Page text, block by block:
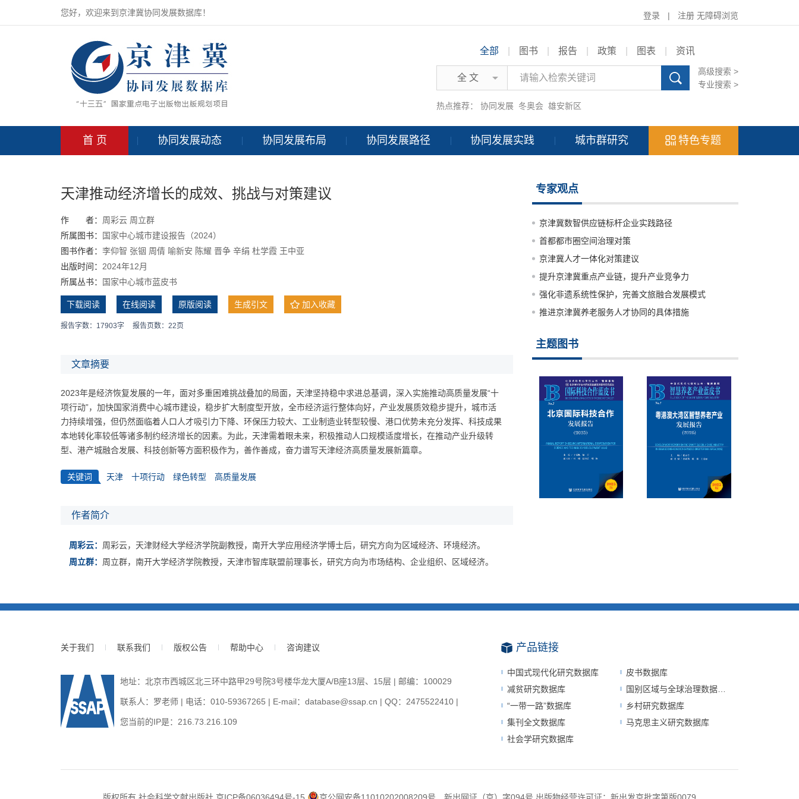
您好，欢迎来到京津冀协同发展数据库！ 登录 | 注册 无障碍浏览
全部 图书 报告 政策 图表 资讯
全 文
高级搜索 >
专业搜索 >
热点推荐： 协同发展 冬奥会 雄安新区
首 页 协同发展动态 协同发展布局 协同发展路径 协同发展实践 城市群研究 特色专题
天津推动经济增长的成效、挑战与对策建议
作 者： 周彩云 周立群
所属图书： 国家中心城市建设报告（2024）
图书作者： 李仰智 张铟 周倩 喻新安 陈耀 晋争 辛绢 杜学霞 王中亚
出版时间： 2024年12月
所属丛书： 国家中心城市蓝皮书
下载阅读 在线阅读 原版阅读 生成引文 加入收藏
报告字数：17903字 报告页数：22页
文章摘要
2023年是经济恢复发展的一年，面对多重困难挑战叠加的局面，天津坚持稳中求进总基调，深入实施推动高质量发展“十
项行动”，加快国家消费中心城市建设，稳步扩大制度型开放，全市经济运行整体向好，产业发展质效稳步提升，城市活
力持续增强，但仍然面临着人口人才吸引力下降、环保压力较大、工业制造业转型较慢、港口优势未充分发挥、科技成果
本地转化率较低等诸多制约经济增长的因素。为此，天津需着眼未来，积极推动人口规模适度增长，在推动产业升级转
型、港产城融合发展、科技创新等方面积极作为，善作善成，奋力谱写天津经济高质量发展新篇章。
关键词 天津 十项行动 绿色转型 高质量发展
作者简介
周彩云： 周彩云，天津财经大学经济学院副教授，南开大学应用经济学博士后，研究方向为区域经济、环境经济。
周立群： 周立群，南开大学经济学院教授，天津市智库联盟前理事长，研究方向为市场结构、企业组织、区域经济。
专家观点
京津冀数智供应链标杆企业实践路径
首都都市圈空间治理对策
京津冀人才一体化对策建议
提升京津冀重点产业链，提升产业竞争力
强化非遗系统性保护，完善文旅融合发展模式
推进京津冀养老服务人才协同的具体措施
主题图书
关于我们 联系我们 版权公告 帮助中心 咨询建议
地址：北京市西城区北三环中路甲29号院3号楼华龙大厦A/B座13层、15层 | 邮编：100029
联系人：罗老师 | 电话：010-59367265 | E-mail：database@ssap.cn | QQ：2475522410 |
您当前的IP是： 216.73.216.109
产品链接
中国式现代化研究数据库
皮书数据库
减贫研究数据库
国别区域与全球治理数据平台
“一带一路”数据库
乡村研究数据库
集刊全文数据库
马克思主义研究数据库
社会学研究数据库